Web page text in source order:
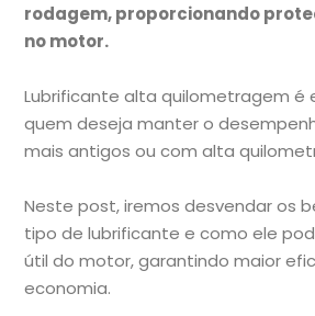
rodagem, proporcionando
no motor.
Lubrificante alta quilometragem é
quem deseja manter o
mais antigos ou com alta
Neste post, iremos desvendar os
tipo de lubrificante e como ele
útil do motor, garantindo maior
economia.